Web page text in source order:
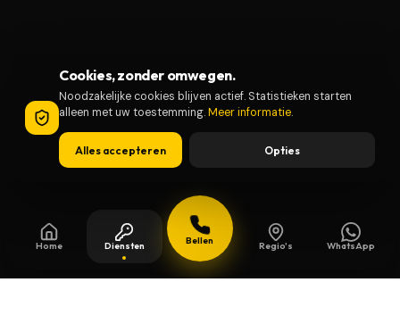
Home Diensten Bellen Regio's WhatsApp
Cookies, zonder omwegen.
Noodzakelijke cookies blijven actief. Statistieken starten
alleen met uw toestemming.Meer informatie.
Alles accepteren Opties